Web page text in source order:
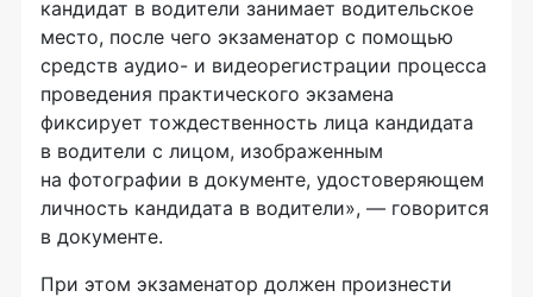
кандидат в водители занимает водительское
место, после чего экзаменатор с помощью
средств аудио- и видеорегистрации процесса
проведения практического экзамена
фиксирует тождественность лица кандидата
в водители с лицом, изображенным
на фотографии в документе, удостоверяющем
личность кандидата в водители», — говорится
в документе.
При этом экзаменатор должен произнести